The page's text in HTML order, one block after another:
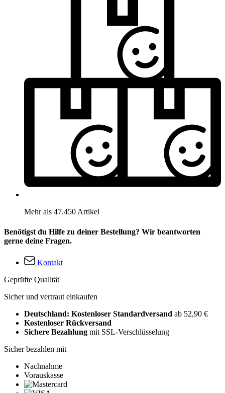
Mehr als 47.450 Artikel
Benötigst du Hilfe zu deiner Bestellung? Wir beantworten
gerne deine Fragen.
Kontakt
Geprüfte Qualität
Sicher und vertraut einkaufen
Deutschland: Kostenloser Standardversand ab 52,90 €
Kostenloser Rückversand
Sichere Bezahlung mit SSL-Verschlüsselung
Sicher bezahlen mit
Nachnahme
Vorauskasse